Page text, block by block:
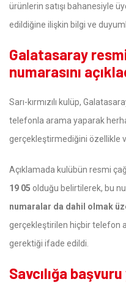
ürünlerin satışı bahanesiyle
edildiğine ilişkin bilgi ve
Galatasaray
numarasını
Sarı-kırmızılı kulüp,
telefonla arama yaparak
gerçekleştirmediğini özellikle
Açıklamada kulübün resmi
19 05 olduğu belirtilerek, bu
numaralar da dahil olmak
gerçekleştirilen hiçbir telefon
gerektiği ifade edildi.
Savcılığa başvuru